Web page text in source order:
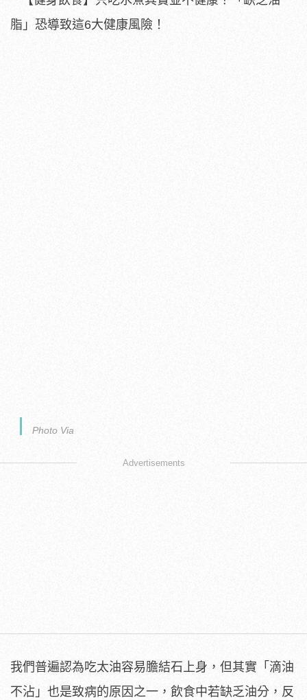
Photo Via
Advertisements
我們普遍認為吃太油容易膽結石上身，但其實「滴油
不沾」也是致病的原因之一，飲食中若缺乏油分，反